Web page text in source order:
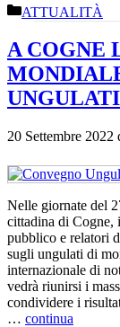
Categorie
ATTUALITÀ
A COGNE
20 Settembre 2022
Nelle giornate del
cittadina di Cogne,
pubblico e relatori
sugli ungulati di
internazionale di
vedrà riunirsi i
condividere i
… continua